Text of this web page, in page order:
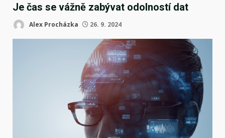
Je čas se vážně zabývat odolností dat
Alex Procházka 26. 9. 2024